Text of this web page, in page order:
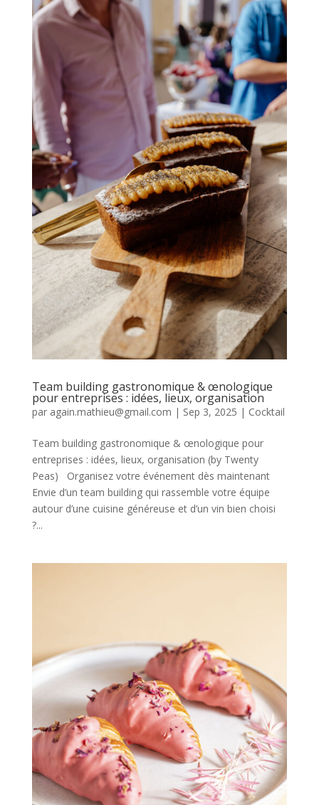
Team building gastronomique & œnologique
pour entreprises : idées, lieux, organisation
par again.mathieu@gmail.com | Sep 3, 2025 | Cocktail
Team building gastronomique & œnologique pour
entreprises : idées, lieux, organisation (by Twenty
Peas) Organisez votre événement dès maintenant
Envie d’un team building qui rassemble votre équipe
autour d’une cuisine généreuse et d’un vin bien choisi
?...